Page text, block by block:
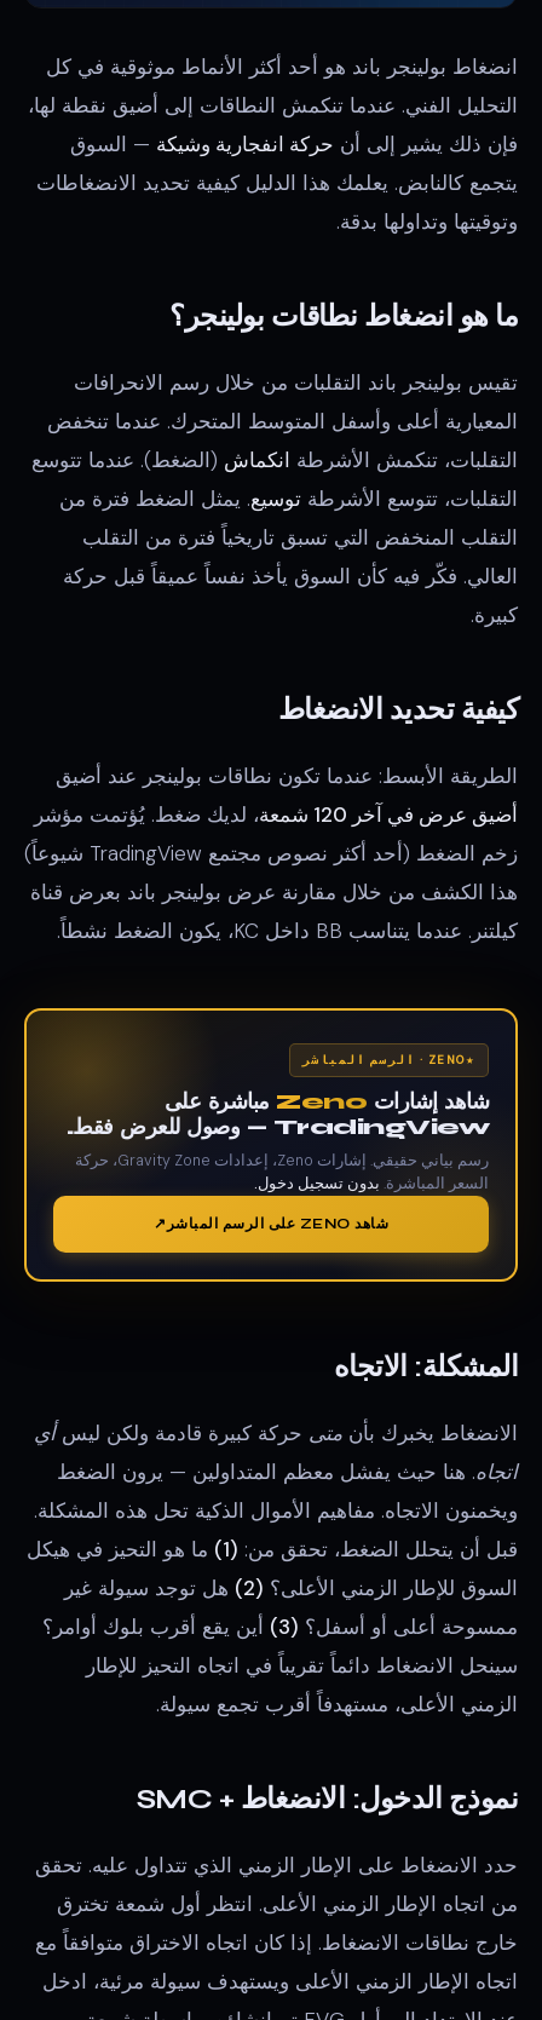
انضغاط بولينجر باند هو أحد أكثر الأنماط موثوقية في كل
التحليل الفني. عندما تنكمش النطاقات إلى أضيق نقطة لها،
فإن ذلك يشير إلى أن حركة انفجارية وشيكة — السوق
يتجمع كالنابض. يعلمك هذا الدليل كيفية تحديد الانضغاطات
وتوقيتها وتداولها بدقة.
ما هو انضغاط نطاقات بولينجر؟
تقيس بولينجر باند التقلبات من خلال رسم الانحرافات
المعيارية أعلى وأسفل المتوسط المتحرك. عندما تنخفض
التقلبات، تنكمش الأشرطة انكماش (الضغط). عندما تتوسع
التقلبات، تتوسع الأشرطة توسيع. يمثل الضغط فترة من
التقلب المنخفض التي تسبق تاريخياً فترة من التقلب
العالي. فكّر فيه كأن السوق يأخذ نفساً عميقاً قبل حركة
كبيرة.
كيفية تحديد الانضغاط
الطريقة الأبسط: عندما تكون نطاقات بولينجر عند أضيق
أضيق عرض في آخر 120 شمعة
، لديك ضغط. يُؤتمت مؤشر
زخم الضغط (أحد أكثر نصوص مجتمع TradingView شيوعاً)
هذا الكشف من خلال مقارنة عرض بولينجر باند بعرض قناة
كيلتنر. عندما يتناسب BB داخل KC، يكون الضغط نشطاً.
ZENO · الرسم المباشر
شاهد إشارات Zeno مباشرة على
TradingView — وصول للعرض فقط.
رسم بياني حقيقي. إشارات Zeno، إعدادات Gravity Zone، حركة
السعر المباشرة. بدون تسجيل دخول.
شاهد ZENO على الرسم المباشر
المشكلة: الاتجاه
الانضغاط يخبرك بأن متى حركة كبيرة قادمة ولكن ليسأي
اتجاه. هنا حيث يفشل معظم المتداولين — يرون الضغط
ويخمنون الاتجاه. مفاهيم الأموال الذكية تحل هذه المشكلة.
قبل أن يتحلل الضغط، تحقق من: (1)
ما هو التحيز في هيكل
السوق للإطار الزمني الأعلى؟ (2)
هل توجد سيولة غير
ممسوحة أعلى أو أسفل؟ (3)
أين يقع أقرب بلوك أوامر؟
سينحل الانضغاط دائماً تقريباً في اتجاه التحيز للإطار
الزمني الأعلى، مستهدفاً أقرب تجمع سيولة.
نموذج الدخول: الانضغاط + SMC
حدد الانضغاط على الإطار الزمني الذي تتداول عليه. تحقق
من اتجاه الإطار الزمني الأعلى. انتظر أول شمعة تخترق
خارج نطاقات الانضغاط. إذا كان اتجاه الاختراق متوافقاً مع
اتجاه الإطار الزمني الأعلى ويستهدف سيولة مرئية، ادخل